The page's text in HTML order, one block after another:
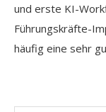
und erste KI-
Führungskräfte-
häufig eine sehr